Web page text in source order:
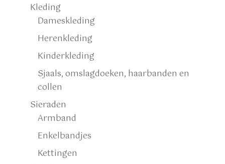
Kleding
Dameskleding
Herenkleding
Kinderkleding
Sjaals, omslagdoeken, haarbanden en
collen
Sieraden
Armband
Enkelbandjes
Kettingen